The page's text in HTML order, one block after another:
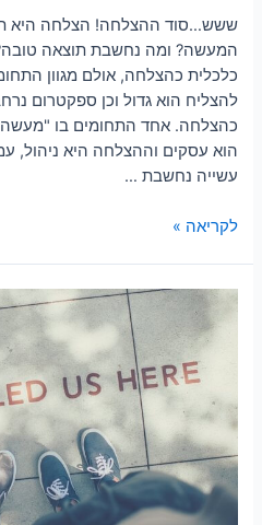
ששש…סוד ההצלחה! הצלחה היא
המעשה? ומה נחשבת תוצאה טובה?
כלכלית כהצלחה, אולם מגוון
להצליח הוא גדול וכן ספקטרום
כהצלחה. אחד התחומים בו
הוא עסקים וההצלחה היא ניהול,
עשייה נחשבת …
לקריאה »